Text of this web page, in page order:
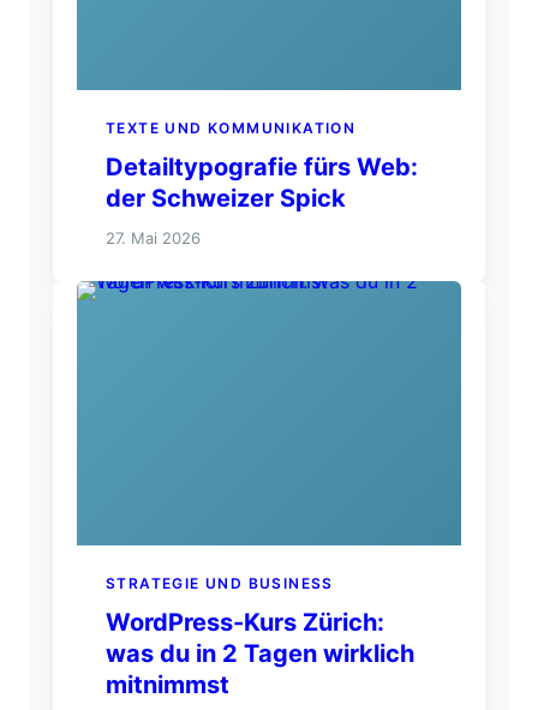
TEXTE UND KOMMUNIKATION
Detailtypografie fürs Web:
der Schweizer Spick
27. Mai 2026
STRATEGIE UND BUSINESS
WordPress-Kurs Zürich:
was du in 2 Tagen wirklich
mitnimmst